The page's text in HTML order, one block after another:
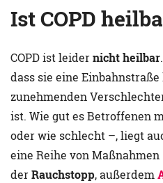
Ist COPD
COPD ist leidernicht heilbar
dass sie eine
zunehmenden
ist. Wie gut es Betroffenen
oder wie schlecht –, liegt
eine Reihe von
derRauchstopp, außerdem